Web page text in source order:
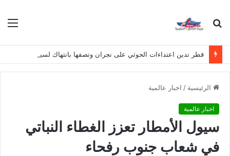
بحث
الرئيسية / اخبار عالمية
اخبار عالمية
سيول الأمطار تعزز الغطاء النباتي
في شعاب جنوب رفحاء